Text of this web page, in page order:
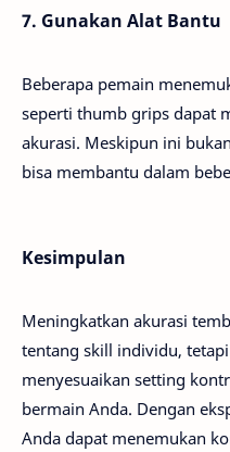
7. Gunakan Alat Bantu
Beberapa pemain
seperti thumb grips dapat
akurasi. Meskipun ini
bisa membantu dalam
Kesimpulan
Meningkatkan akurasi
tentang skill individu,
menyesuaikan setting
bermain Anda. Dengan
Anda dapat menemukan